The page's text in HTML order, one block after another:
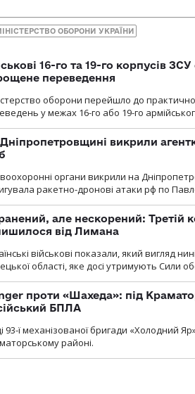
ОБОРОНИ УКРАЇНИ
16-го та 19-го корпусів
переведення
оборони перейшло до
у межах 16-го або 19-го
викрили
органи викрили на
ракетно-дронові атаки рф по
але нескорений: Третій
від Лимана
військові показали, який вигляд
області, яке досі утримують Сили
проти «Шахеда»: під
БПЛА
93-ї механізованої бригади «Холодний
районі.